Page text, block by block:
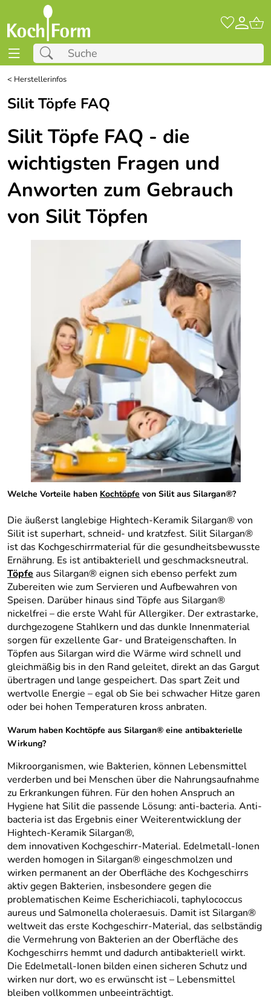
< Herstellerinfos
Silit Töpfe FAQ
Silit Töpfe FAQ - die
wichtigsten Fragen und
Anworten zum Gebrauch
von Silit Töpfen
Welche Vorteile haben Kochtöpfe von Silit aus Silargan®?
Die äußerst langlebige Hightech-Keramik Silargan® von
Silit ist superhart, schneid- und kratzfest. Silit Silargan®
ist das Kochgeschirrmaterial für die gesundheitsbewusste
Ernährung. Es ist antibakteriell und geschmacksneutral.
Töpfe aus Silargan® eignen sich ebenso perfekt zum
Zubereiten wie zum Servieren und Aufbewahren von
Speisen. Darüber hinaus sind Töpfe aus Silargan®
nickelfrei – die erste Wahl für Allergiker. Der extrastarke,
durchgezogene Stahlkern und das dunkle Innenmaterial
sorgen für exzellente Gar- und Brateigenschaften. In
Töpfen aus Silargan wird die Wärme wird schnell und
gleichmäßig bis in den Rand geleitet, direkt an das Gargut
übertragen und lange gespeichert. Das spart Zeit und
wertvolle Energie – egal ob Sie bei schwacher Hitze garen
oder bei hohen Temperaturen kross anbraten.
Warum haben Kochtöpfe aus Silargan® eine antibakterielle
Wirkung?
Mikroorganismen, wie Bakterien, können Lebensmittel
verderben und bei Menschen über die Nahrungsaufnahme
zu Erkrankungen führen. Für den hohen Anspruch an
Hygiene hat Silit die passende Lösung: anti-bacteria. Anti-
bacteria ist das Ergebnis einer Weiterentwicklung der
Hightech-Keramik Silargan®,
dem innovativen Kochgeschirr-Material. Edelmetall-Ionen
werden homogen in Silargan® eingeschmolzen und
wirken permanent an der Oberfläche des Kochgeschirrs
aktiv gegen Bakterien, insbesondere gegen die
problematischen Keime Escherichiacoli, taphylococcus
aureus und Salmonella choleraesuis. Damit ist Silargan®
weltweit das erste Kochgeschirr-Material, das selbständig
die Vermehrung von Bakterien an der Oberfläche des
Kochgeschirrs hemmt und dadurch antibakteriell wirkt.
Die Edelmetall-Ionen bilden einen sicheren Schutz und
wirken nur dort, wo es erwünscht ist – Lebensmittel
bleiben vollkommen unbeeinträchtigt.